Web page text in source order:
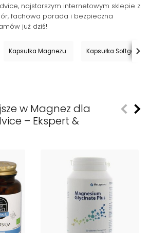
najstarszym internetowym sklepie z
fachowa porada i bezpieczna
już dziś!
Kapsułka Magnezu Kapsułka Softgel z
w Magnez dla
– Ekspert &